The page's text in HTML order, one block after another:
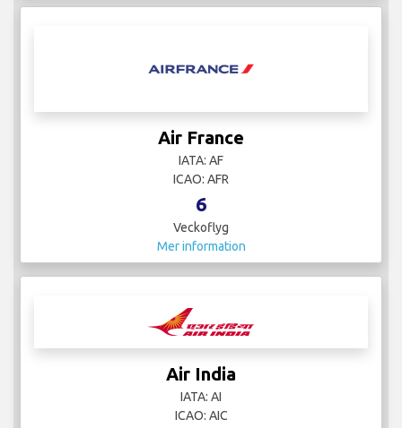
Air France
IATA: AF
ICAO: AFR
6
Veckoflyg
Mer information
Air India
IATA: AI
ICAO: AIC